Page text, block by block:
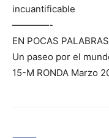
incuantificable
————-
EN POCAS PALABRAS
Un paseo por el
15-M RONDA Marzo